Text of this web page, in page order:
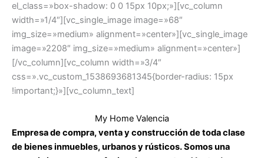
el_class=»box-shadow: 0 0 15px 10px;»][vc_column
width=»1/4″][vc_single_image image=»68″
img_size=»medium» alignment=»center»][vc_single_image
image=»2208″ img_size=»medium» alignment=»center»]
[/vc_column][vc_column width=»3/4″
css=».vc_custom_1538693681345{border-radius: 15px
!important;}»][vc_column_text]
My Home Valencia
Empresa de compra, venta y construcción de toda clase
de bienes inmuebles, urbanos y rústicos. Somos una